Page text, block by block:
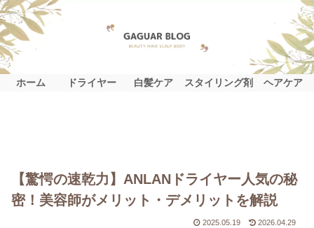
ホーム ドライヤー 白髪ケア スタイリング剤 ヘアケア
【驚愕の速乾力】ANLANドライヤー人気の秘
密！美容師がメリット・デメリットを解説
2025.05.19 2026.04.29